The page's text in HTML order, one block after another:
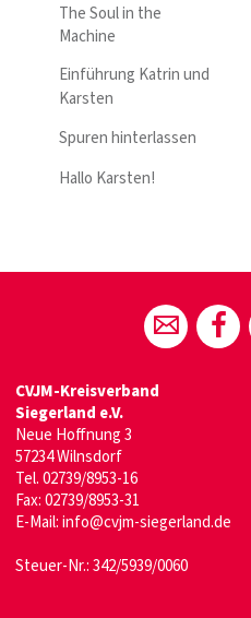
The Soul in the
Machine
Einführung Katrin und
Karsten
Spuren hinterlassen
Hallo Karsten!
CVJM-Kreisverband
Siegerland e.V.
Neue Hoffnung 3
57234 Wilnsdorf
Tel. 02739/8953-16
Fax: 02739/8953-31
E-Mail:info@cvjm-siegerland.de
Steuer-Nr.: 342/5939/0060